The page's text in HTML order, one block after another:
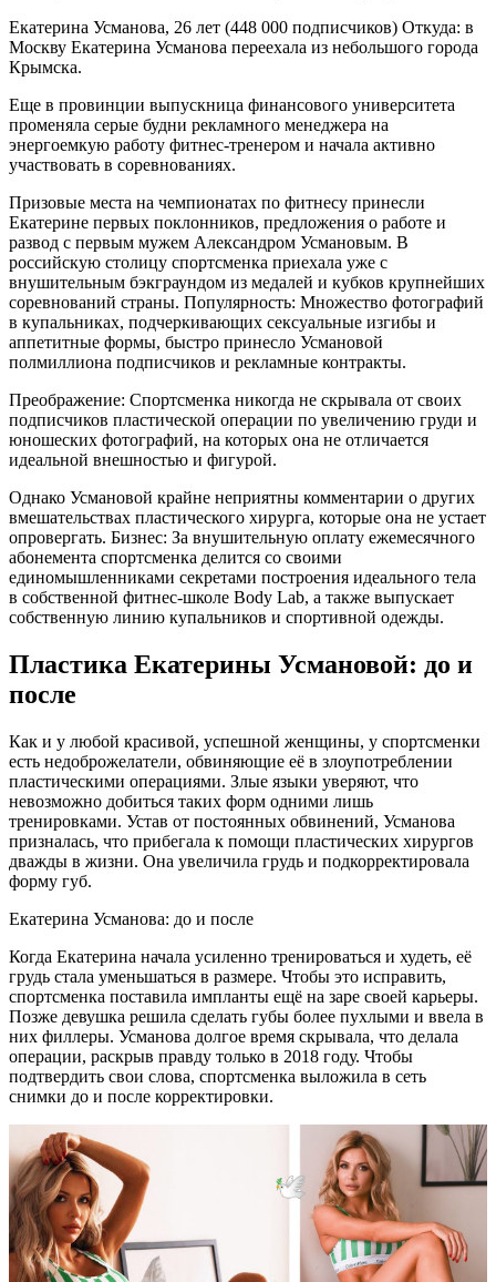
Екатерина Усманова, 26 лет (448 000 подписчиков) Откуда: в
Москву Екатерина Усманова переехала из небольшого города
Крымска.
Еще в провинции выпускница финансового университета
променяла серые будни рекламного менеджера на
энергоемкую работу фитнес-тренером и начала активно
участвовать в соревнованиях.
Призовые места на чемпионатах по фитнесу принесли
Екатерине первых поклонников, предложения о работе и
развод с первым мужем Александром Усмановым. В
российскую столицу спортсменка приехала уже с
внушительным бэкграундом из медалей и кубков крупнейших
соревнований страны. Популярность: Множество фотографий
в купальниках, подчеркивающих сексуальные изгибы и
аппетитные формы, быстро принесло Усмановой
полмиллиона подписчиков и рекламные контракты.
Преображение: Спортсменка никогда не скрывала от своих
подписчиков пластической операции по увеличению груди и
юношеских фотографий, на которых она не отличается
идеальной внешностью и фигурой.
Однако Усмановой крайне неприятны комментарии о других
вмешательствах пластического хирурга, которые она не устает
опровергать. Бизнес: За внушительную оплату ежемесячного
абонемента спортсменка делится со своими
единомышленниками секретами построения идеального тела
в собственной фитнес-школе Body Lab, а также выпускает
собственную линию купальников и спортивной одежды.
Пластика Екатерины Усмановой: до и
после
Как и у любой красивой, успешной женщины, у спортсменки
есть недоброжелатели, обвиняющие её в злоупотреблении
пластическими операциями. Злые языки уверяют, что
невозможно добиться таких форм одними лишь
тренировками. Устав от постоянных обвинений, Усманова
призналась, что прибегала к помощи пластических хирургов
дважды в жизни. Она увеличила грудь и подкорректировала
форму губ.
Екатерина Усманова: до и после
Когда Екатерина начала усиленно тренироваться и худеть, её
грудь стала уменьшаться в размере. Чтобы это исправить,
спортсменка поставила импланты ещё на заре своей карьеры.
Позже девушка решила сделать губы более пухлыми и ввела в
них филлеры. Усманова долгое время скрывала, что делала
операции, раскрыв правду только в 2018 году. Чтобы
подтвердить свои слова, спортсменка выложила в сеть
снимки до и после корректировки.